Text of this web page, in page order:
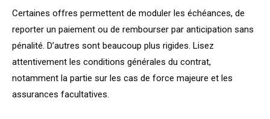
Certaines offres permettent de moduler les échéances, de
reporter un paiement ou de rembourser par anticipation sans
pénalité. D’autres sont beaucoup plus rigides. Lisez
attentivement les conditions générales du contrat,
notamment la partie sur les cas de force majeure et les
assurances facultatives.